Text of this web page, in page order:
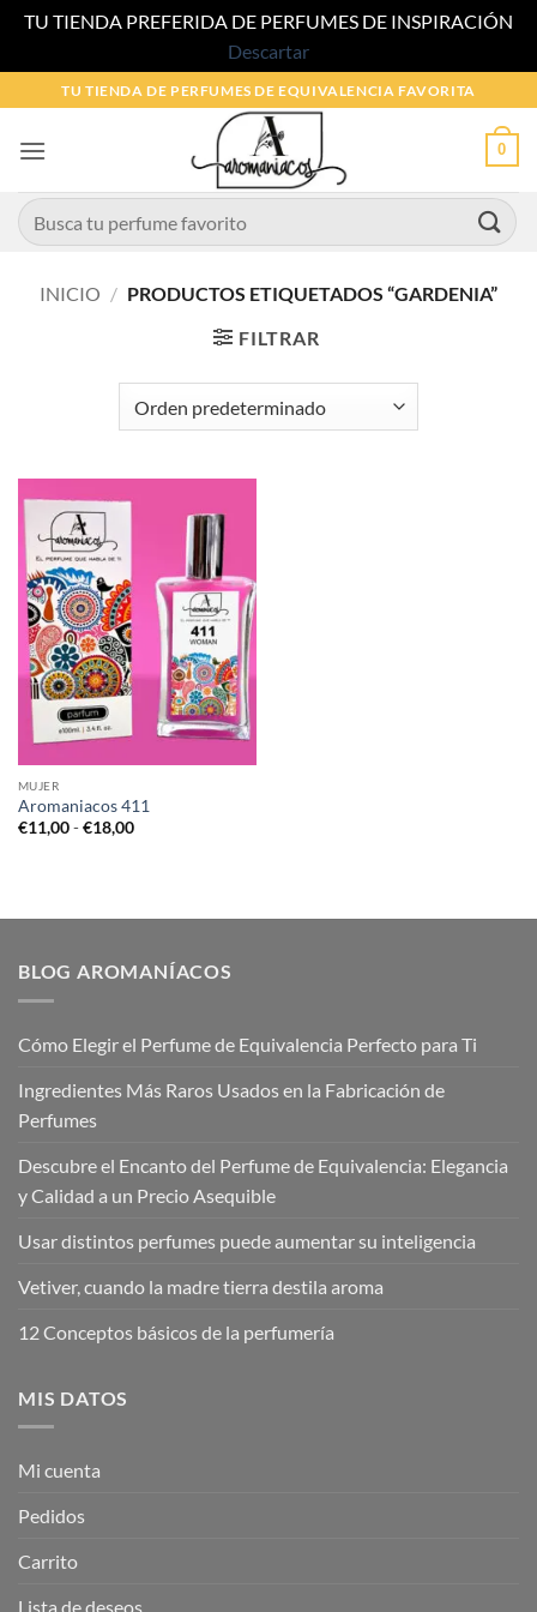
TU TIENDA PREFERIDA DE PERFUMES DE INSPIRACIÓN
Descartar
al
contenido
TU TIENDA DE PERFUMES DE EQUIVALENCIA FAVORITA
0
Buscar
por:
INICIO / PRODUCTOS ETIQUETADOS “GARDENIA”
FILTRAR
MUJER
Aromaniacos 411
€11,00 - €18,00Rango
€18,00
BLOG AROMANÍACOS
Cómo Elegir el Perfume de Equivalencia Perfecto para Ti
Ingredientes Más Raros Usados en la Fabricación de
Perfumes
Descubre el Encanto del Perfume de Equivalencia: Elegancia
y Calidad a un Precio Asequible
Usar distintos perfumes puede aumentar su inteligencia
Vetiver, cuando la madre tierra destila aroma
12 Conceptos básicos de la perfumería
MIS DATOS
Mi cuenta
Pedidos
Carrito
Lista de deseos